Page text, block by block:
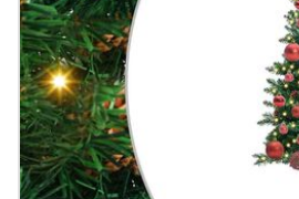
#sharemevidaxl